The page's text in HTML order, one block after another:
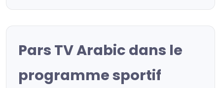
Pars TV Arabic dans le
programme sportif